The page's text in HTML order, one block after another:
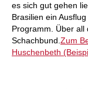
es sich gut gehen
Brasilien ein
Programm. Über all
Schachbund. Zum
Huschenbeth